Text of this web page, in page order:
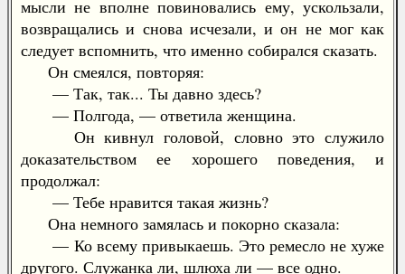
мысли не вполне повиновались ему, ускользали,
возвращались и снова исчезали, и он не мог как
следует вспомнить, что именно собирался сказать.
Он смеялся, повторяя:
— Так, так... Ты давно здесь?
— Полгода, — ответила женщина.
Он кивнул головой, словно это служило
доказательством ее хорошего поведения, и
продолжал:
— Тебе нравится такая жизнь?
Она немного замялась и покорно сказала:
— Ко всему привыкаешь. Это ремесло не хуже
другого. Служанка ли, шлюха ли — все одно.